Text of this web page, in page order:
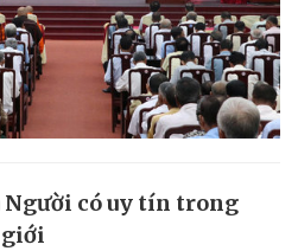
Người có uy tín trong
giới